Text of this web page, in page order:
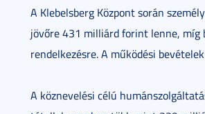
A Klebelsberg Központ során
jövőre 431 milliárd forint lenne, míg
rendelkezésre. A működési
A köznevelési célú